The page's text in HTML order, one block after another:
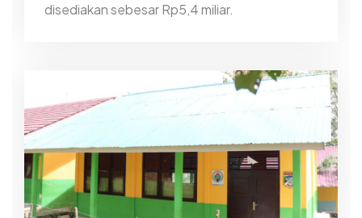
disediakan sebesar Rp5,4 miliar.